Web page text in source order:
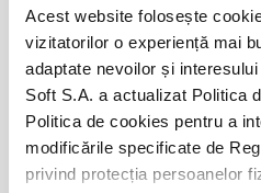
Acest website folosește
vizitatorilor o experiență mai
adaptate nevoilor și
Soft S.A. a actualizat Politica
Politica de cookies pentru a
modificările specificate de
privind protecția persoanelor
16.30 – 17.00
coffee